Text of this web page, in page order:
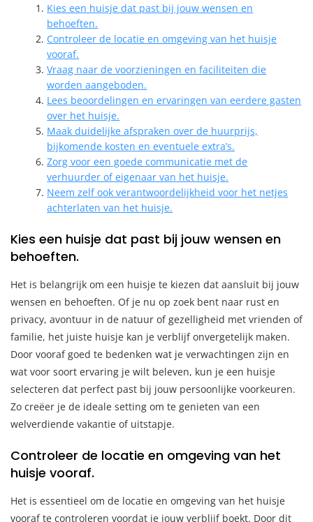
Kies een huisje dat past bij jouw wensen en
behoeften.
Controleer de locatie en omgeving van het huisje
vooraf.
Vraag naar de voorzieningen en faciliteiten die
worden aangeboden.
Lees beoordelingen en ervaringen van eerdere gasten
over het huisje.
Maak duidelijke afspraken over de huurprijs,
bijkomende kosten en eventuele extra’s.
Zorg voor een goede communicatie met de
verhuurder of eigenaar van het huisje.
Neem zelf ook verantwoordelijkheid voor het netjes
achterlaten van het huisje.
Kies een huisje dat past bij jouw wensen en
behoeften.
Het is belangrijk om een huisje te kiezen dat aansluit bij jouw
wensen en behoeften. Of je nu op zoek bent naar rust en
privacy, avontuur in de natuur of gezelligheid met vrienden of
familie, het juiste huisje kan je verblijf onvergetelijk maken.
Door vooraf goed te bedenken wat je verwachtingen zijn en
wat voor soort ervaring je wilt beleven, kun je een huisje
selecteren dat perfect past bij jouw persoonlijke voorkeuren.
Zo creëer je de ideale setting om te genieten van een
welverdiende vakantie of uitstapje.
Controleer de locatie en omgeving van het
huisje vooraf.
Het is essentieel om de locatie en omgeving van het huisje
vooraf te controleren voordat je jouw verblijf boekt. Door dit